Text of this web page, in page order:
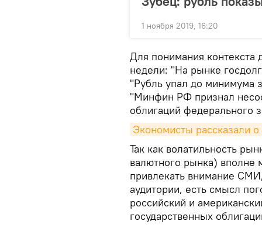
1 ноября 2019, 16:20
Для понимания контекста
недели: "На рынке
"Рубль упал до минимума
"Минфин РФ признал
облигаций федерального
Экономисты рассказали
Так как волатильность
валютного рынка) вполне
привлекать внимание
аудитории, есть смысл
российский и
государственных